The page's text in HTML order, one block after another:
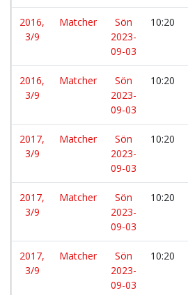
2016,
3/9
Matcher
Sön
2023-
09-03
10:20
2016,
3/9
Matcher
Sön
2023-
09-03
10:20
2017,
3/9
Matcher
Sön
2023-
09-03
10:20
2017,
3/9
Matcher
Sön
2023-
09-03
10:20
2017,
3/9
Matcher
Sön
2023-
09-03
10:20